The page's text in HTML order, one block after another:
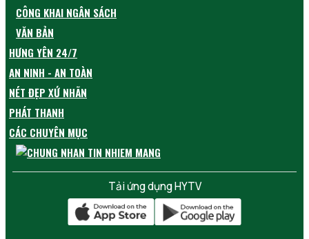
CÔNG KHAI NGÂN SÁCH
VĂN BẢN
HƯNG YÊN 24/7
AN NINH - AN TOÀN
NÉT ĐẸP XỨ NHÃN
PHÁT THANH
CÁC CHUYÊN MỤC
Tải ứng dụng HYTV